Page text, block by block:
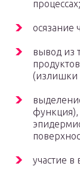
процессах;
осязание
вывод из
(излишки
функция),
участие